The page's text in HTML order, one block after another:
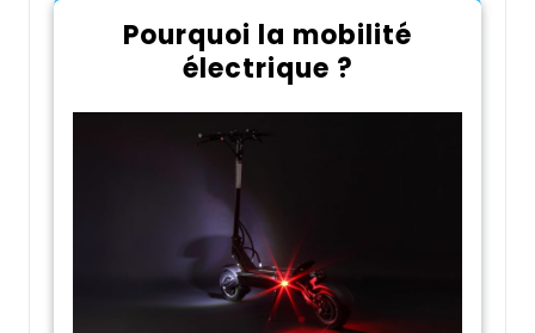
Pourquoi la mobilité
électrique ?